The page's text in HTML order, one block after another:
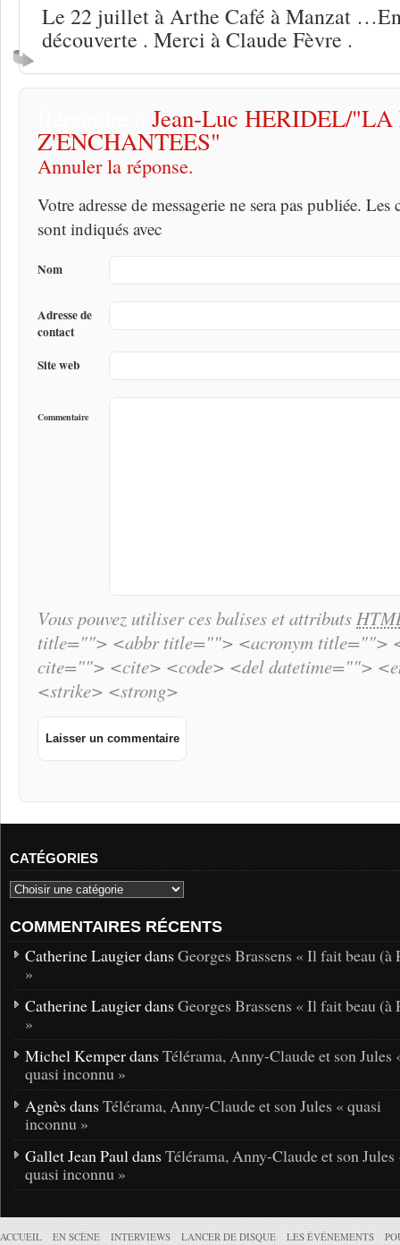
Le 22 juillet à Arthe Café à Manzat
découverte . Merci à Claude Fèvre .
Jean-Luc HERIDEL/
Z'ENCHANTEES"
Annuler la réponse.
Votre adresse de messagerie ne sera pas publiée.
sont indiqués avec
Nom
Adresse de
contact
Site web
Commentaire
Vous pouvez utiliser ces balises et attributs
title=""> <abbr title=""> <acronym title="">
cite=""> <cite> <code> <del datetime="">
<strike> <strong>
CATÉGORIES
COMMENTAIRES RÉCENTS
Catherine Laugier dans Georges Brassens « Il fait beau (à
»
Catherine Laugier dans Georges Brassens « Il fait beau (à
»
Michel Kemper dans Télérama, Anny-Claude et son Jules
quasi inconnu »
Agnès dans Télérama, Anny-Claude et son Jules « quasi
inconnu »
Gallet Jean Paul dans Télérama, Anny-Claude et son Jules
quasi inconnu »
ACCUEIL EN SCÈNE INTERVIEWS LANCER DE DISQUE LES ÉVÉNEMENTS